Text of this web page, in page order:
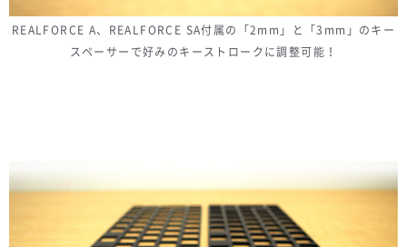
REALFORCE A、REALFORCE SA付属の「2mm」と「3mm」のキー
スペーサーで好みのキーストロークに調整可能！